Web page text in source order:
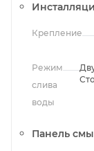
Крепление
Режим
слива
воды
Панель